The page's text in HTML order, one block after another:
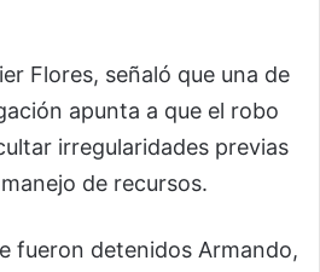
Flores, señaló que una de
apunta a que el robo
irregularidades previas
de recursos.
fueron detenidos Armando,